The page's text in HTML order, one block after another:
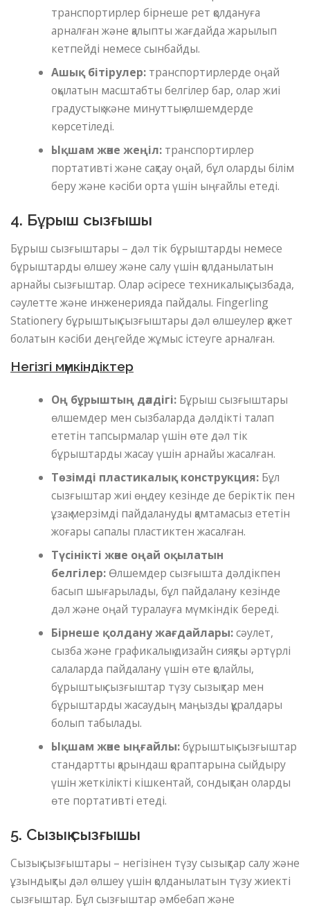
транспортирлер бірнеше рет қолдануға
арналған және қалыпты жағдайда жарылып
кетпейді немесе сынбайды.
Ашық бітірулер: транспортирлерде оңай
оқылатын масштабты белгілер бар, олар жиі
градустық және минуттық өлшемдерде
көрсетіледі.
Ықшам және жеңіл: транспортирлер
портативті және сақтау оңай, бұл оларды білім
беру және кәсіби орта үшін ыңғайлы етеді.
4. Бұрыш сызғышы
Бұрыш сызғыштары – дәл тік бұрыштарды немесе
бұрыштарды өлшеу және салу үшін қолданылатын
арнайы сызғыштар. Олар әсіресе техникалық сызбада,
сәулетте және инженерияда пайдалы. Fingerling
Stationery бұрыштық сызғыштары дәл өлшеулер қажет
болатын кәсіби деңгейде жұмыс істеуге арналған.
Негізгі мүмкіндіктер
Оң бұрыштың дәлдігі: Бұрыш сызғыштары
өлшемдер мен сызбаларда дәлдікті талап
ететін тапсырмалар үшін өте дәл тік
бұрыштарды жасау үшін арнайы жасалған.
Төзімді пластикалық конструкция: Бұл
сызғыштар жиі өңдеу кезінде де беріктік пен
ұзақ мерзімді пайдалануды қамтамасыз ететін
жоғары сапалы пластиктен жасалған.
Түсінікті және оңай оқылатын
белгілер: Өлшемдер сызғышта дәлдікпен
басып шығарылады, бұл пайдалану кезінде
дәл және оңай туралауға мүмкіндік береді.
Бірнеше қолдану жағдайлары:сәулет,
сызба және графикалық дизайн сияқты әртүрлі
салаларда пайдалану үшін өте қолайлы,
бұрыштық сызғыштар түзу сызықтар мен
бұрыштарды жасаудың маңызды құралдары
болып табылады.
Ықшам және ыңғайлы:бұрыштық сызғыштар
стандартты қарындаш қораптарына сыйдыру
үшін жеткілікті кішкентай, сондықтан оларды
өте портативті етеді.
5. Сызық сызғышы
Сызық сызғыштары – негізінен түзу сызықтар салу және
ұзындықты дәл өлшеу үшін қолданылатын түзу жиекті
сызғыштар. Бұл сызғыштар әмбебап және